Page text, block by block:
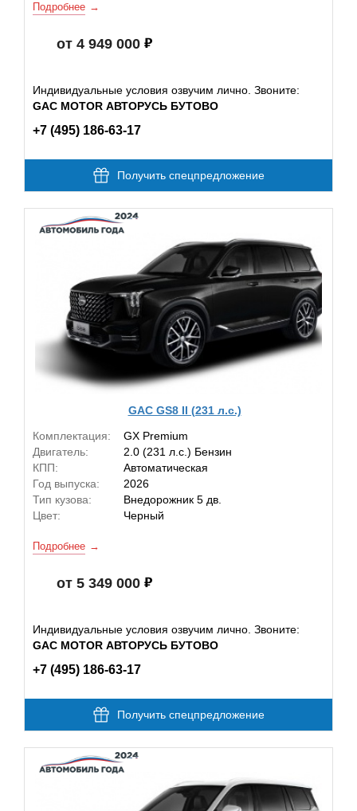
Подробнее
от 4 949 000
Индивидуальные условия озвучим лично. Звоните:
GAC MOTOR АВТОРУСЬ БУТОВО
+7 (495) 186-63-17
Получить спецпредложение
GAC GS8 II (231 л.с.)
Комплектация:
GX Premium
Двигатель:
2.0 (231 л.с.) Бензин
КПП:
Автоматическая
Год выпуска:
2026
Тип кузова:
Внедорожник 5 дв.
Цвет:
Черный
Подробнее
от 5 349 000
Индивидуальные условия озвучим лично. Звоните:
GAC MOTOR АВТОРУСЬ БУТОВО
+7 (495) 186-63-17
Получить спецпредложение